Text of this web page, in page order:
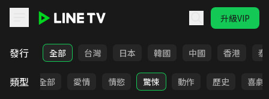
升級VIP
LINE TV - 電影
發行 全部 台灣 日本 韓國 中國 香港 泰
類型 全部 愛情 情慾 驚悚 動作 歷史 喜劇